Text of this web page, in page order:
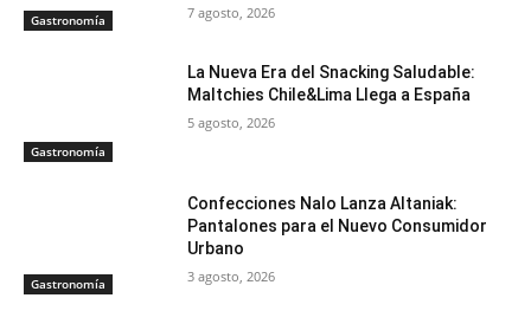
Gastronomía 7 agosto, 2026
Gastronomía
La Nueva Era del Snacking Saludable:
Maltchies Chile&Lima Llega a España
5 agosto, 2026
Gastronomía
Confecciones Nalo Lanza Altaniak:
Pantalones para el Nuevo Consumidor
Urbano
3 agosto, 2026